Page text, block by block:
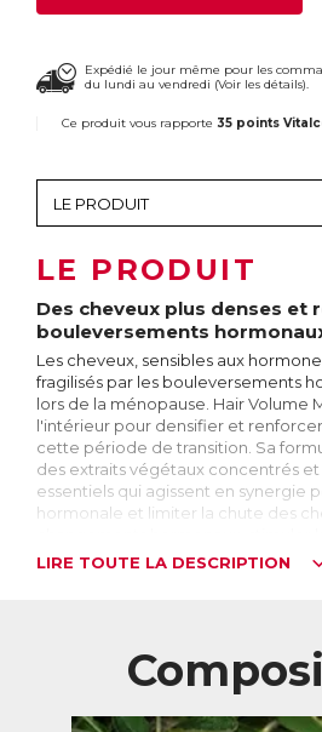
Expédié le jour même pour les
du lundi au vendredi (Voir les détails).
Ce produit vous rapporte 35 points
LE PRODUIT
Des cheveux plus denses et
bouleversements
Les cheveux, sensibles aux
fragilisés par les bouleversements
lors de la ménopause. Hair Volume
l'intérieur pour densifier et
cette période de transition. Sa
des extraits végétaux concentrés
essentiels qui agissent en synergie
hormonale et limiter la chute des
cuir chevelu et favoriser la
plus dense ou limiter une chute de
aux fluctuations hormonales.
LIRE TOUTE LA DESCRIPTION